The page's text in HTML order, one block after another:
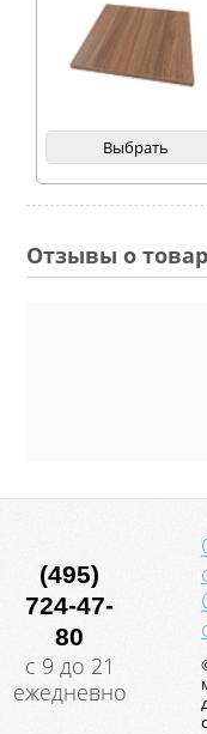
Выбрать
Отзывы о
(495)
724-47-
80
с 9 до 21
ежедневно